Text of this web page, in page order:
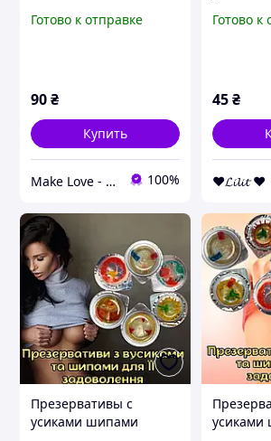
1шт
Готово к отправке
90₴
Купить
Make Love - интим бутик 100%
Готово к
45₴
❤𝓛𝓲𝓵𝓲𝓽 ❤
Презервативы с
усиками шипами